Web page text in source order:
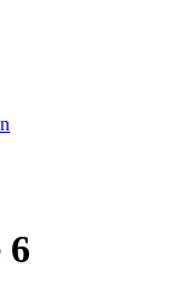
6